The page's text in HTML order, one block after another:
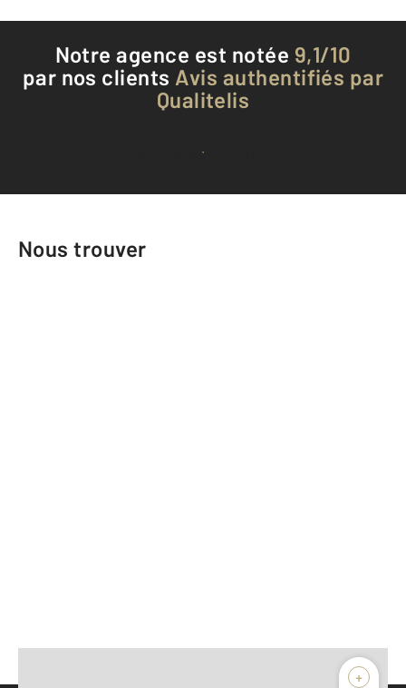
Notre agence est notée 9,1/10
par nos clients Avis authentifiés par
Qualitelis
Voir tous les avis clients
Nous trouver
+